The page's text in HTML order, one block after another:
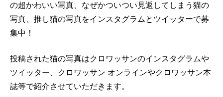
の超かわいい写真、なぜかついつい見返してしまう猫の
写真、推し猫の写真をインスタグラムとツイッターで募
集中！
投稿された猫の写真はクロワッサンのインスタグラムや
ツイッター、クロワッサン オンラインやクロワッサン本
誌等で紹介させていただきます。